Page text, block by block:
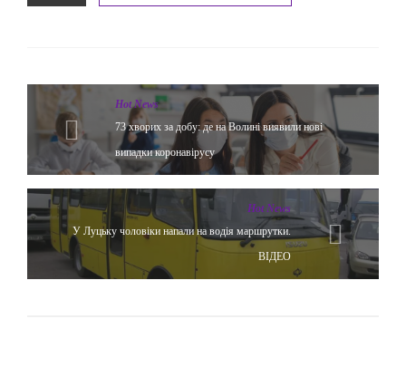
Hot News
73 хворих за добу: де на Волині виявили нові
випадки коронавірусу
Hot News
У Луцьку чоловіки напали на водія маршрутки.
ВІДЕО